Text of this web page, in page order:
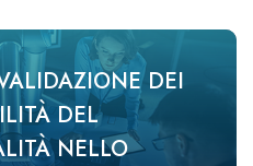
DEI
DEL
NELLO